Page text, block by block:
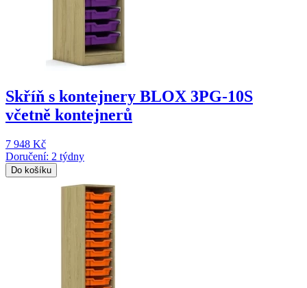
Skříň s kontejnery BLOX 3PG-10S
včetně kontejnerů
7 948 Kč
Doručení: 2 týdny
Do košíku